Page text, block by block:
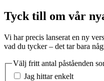
Tyck till om vår
Vi har precis lanserat en ny
vad du tycker – det tar bara
Välj fritt antal påståenden
Jag hittar enkelt